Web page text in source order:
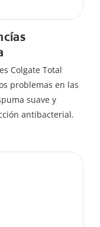
Colgate Total
problemas en las
suave y
antibacterial.